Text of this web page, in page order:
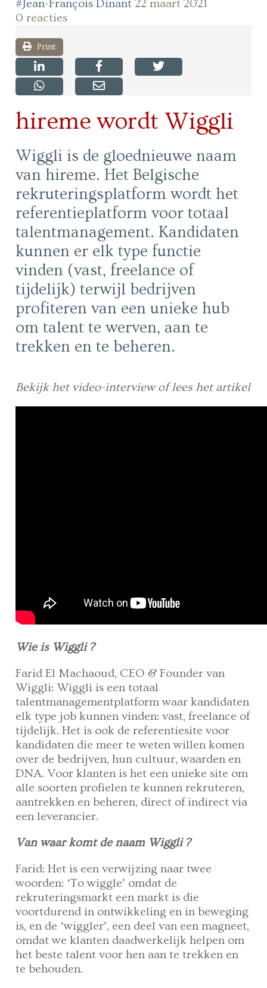
#Jean-François Dinant 22 maart 2021
0 reacties
Print
hireme wordt Wiggli
Wiggli is de gloednieuwe naam
van hireme. Het Belgische
rekruteringsplatform wordt het
referentieplatform voor totaal
talentmanagement. Kandidaten
kunnen er elk type functie
vinden (vast, freelance of
tijdelijk) terwijl bedrijven
profiteren van een unieke hub
om talent te werven, aan te
trekken en te beheren.
Bekijk het video-interview of lees het artikel
Wie is Wiggli ?
Farid El Machaoud, CEO & Founder van
Wiggli: Wiggli is een totaal
talentmanagementplatform waar kandidaten
elk type job kunnen vinden: vast, freelance of
tijdelijk. Het is ook de referentiesite voor
kandidaten die meer te weten willen komen
over de bedrijven, hun cultuur, waarden en
DNA. Voor klanten is het een unieke site om
alle soorten profielen te kunnen rekruteren,
aantrekken en beheren, direct of indirect via
een leverancier.
Van waar komt de naam Wiggli ?
Farid: Het is een verwijzing naar twee
woorden: ‘To wiggle’ omdat de
rekruteringsmarkt een markt is die
voortdurend in ontwikkeling en in beweging
is, en de ‘wiggler’, een deel van een magneet,
omdat we klanten daadwerkelijk helpen om
het beste talent voor hen aan te trekken en
te behouden.